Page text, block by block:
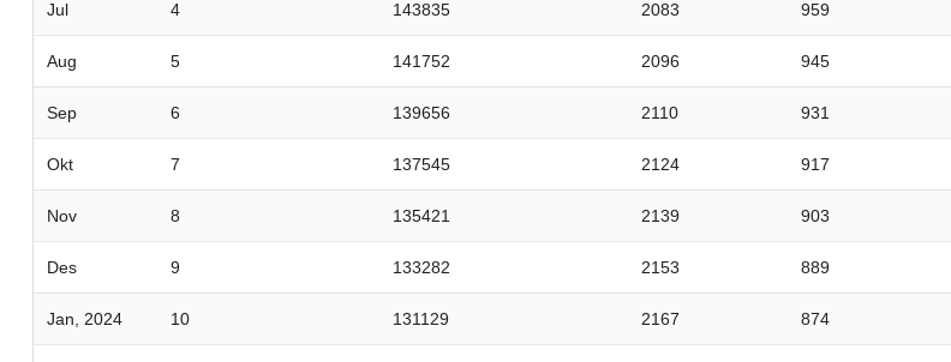
Jul 4 143835 2083 959
Aug 5 141752 2096 945
Sep 6 139656 2110 931
Okt 7 137545 2124 917
Nov 8 135421 2139 903
Des 9 133282 2153 889
Jan, 2024 10 131129 2167 874